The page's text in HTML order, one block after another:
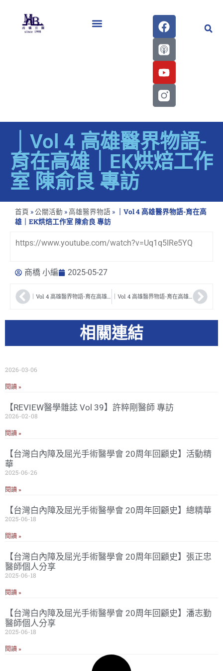
｜Vol 4 高雄醫界物語-
育在高雄｜EK烘焙工作
室 陳俞良 專訪
首頁 »公關活動 »高雄醫界物語 »
｜Vol 4 高雄醫界物語-育在高
雄｜EK烘焙工作室 陳俞良 專訪
https://www.youtube.com/watch?v=Uq1q5IRe5YQ
商橋 小編 2025-05-27
｜Vol 4 高雄醫界物語-育在高雄｜張克享藝術家 專訪 ｜Vol 4 高雄醫界物語-育在高雄｜許睿朕執行長 專訪
相關連結
2026-03-06
閱讀 »
【REVIEW醫學雜誌 Vol 39】許粹剛醫師 專訪
2026-02-08
閱讀 »
【台灣白內障及屈光手術醫學會 20周年回顧史】活動精
華
2025-06-26
閱讀 »
【台灣白內障及屈光手術醫學會 20周年回顧史】總精華
2025-06-18
閱讀 »
【台灣白內障及屈光手術醫學會 20周年回顧史】張正忠
醫師個人分享
2025-06-18
閱讀 »
【台灣白內障及屈光手術醫學會 20周年回顧史】潘志勤
醫師個人分享
2025-06-18
閱讀 »